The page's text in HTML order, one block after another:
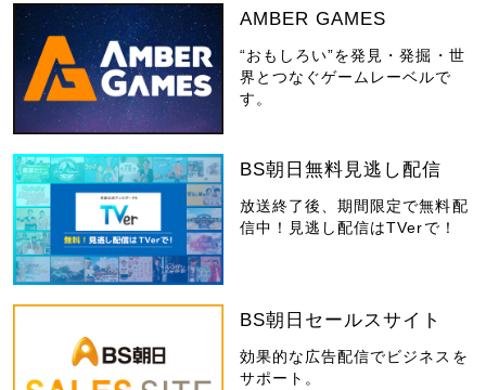
AMBER GAMES
“おもしろい”を発見・発掘・世
界とつなぐゲームレーベルで
す。
BS朝日無料見逃し配信
放送終了後、期間限定で無料配
信中！見逃し配信はTVerで！
BS朝日セールスサイト
効果的な広告配信でビジネスを
サポート。